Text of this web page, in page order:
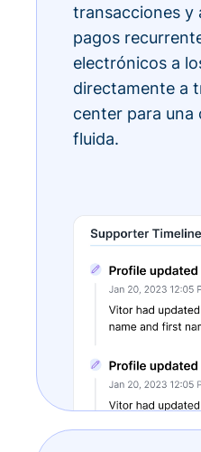
transacciones y
pagos
electrónicos a
directamente a
center para una
fluida.